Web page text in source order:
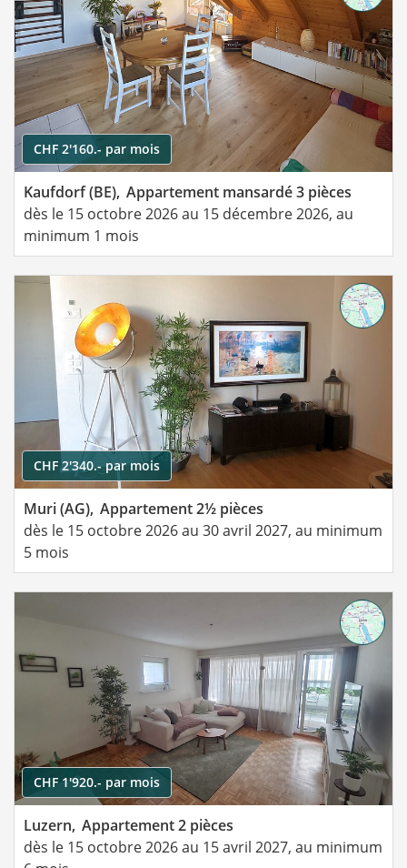
CHF 2'160.- par mois
Kaufdorf (BE), Appartement mansardé 3 pièces
dès le 15 octobre 2026 au 15 décembre 2026, au
minimum 1 mois
CHF 2'340.- par mois
Muri (AG), Appartement 2½ pièces
dès le 15 octobre 2026 au 30 avril 2027, au minimum
5 mois
CHF 1'920.- par mois
Luzern, Appartement 2 pièces
dès le 15 octobre 2026 au 15 avril 2027, au minimum